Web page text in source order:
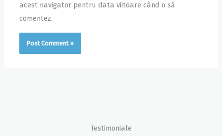
acest navigator pentru data viitoare când o să
comentez.
Testimoniale